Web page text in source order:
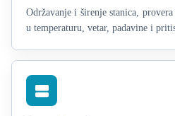
Održavanje i širenje stanica,
u temperaturu, vetar, padavine i